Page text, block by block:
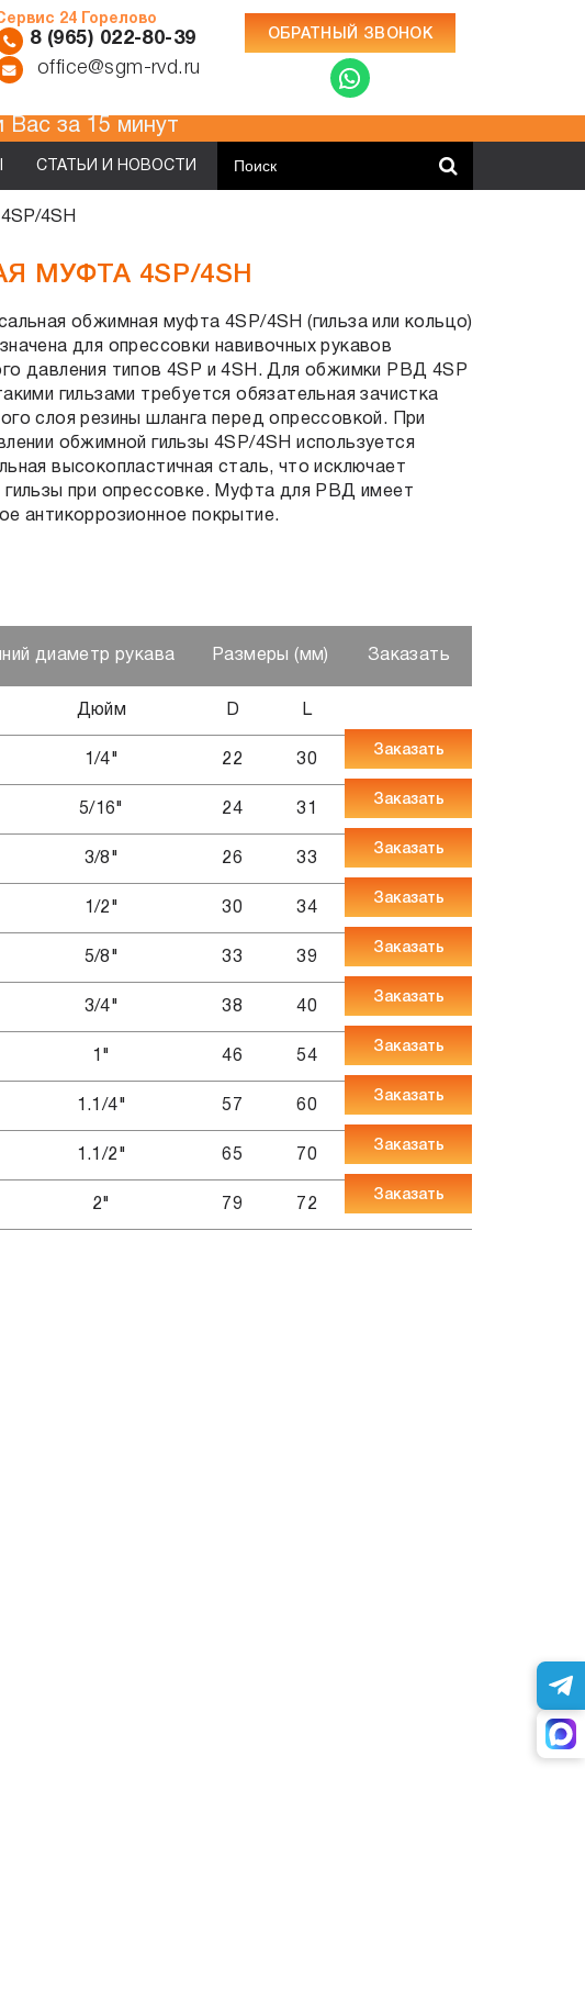
24 Горелово
8 (965) 022-80-39
office@sgm-rvd.ru
ОБРАТНЫЙ ЗВОНОК
при Вас за 15 минут
СТАТЬИ И НОВОСТИ
4SH
4SP/4SH
обжимная муфта 4SP/4SH (гильза или кольцо)
для опрессовки навивочных рукавов
давления типов 4SP и 4SH. Для обжимки РВД 4SP
гильзами требуется обязательная зачистка
слоя резины шланга перед опрессовкой. При
обжимной гильзы 4SP/4SH используется
высокопластичная сталь, что исключает
гильзы при опрессовке. Муфта для РВД имеет
антикоррозионное покрытие.
диаметр рукава Размеры (мм) Заказать
Дюйм D L
1/4" 22 30
Заказать
5/16" 24 31
Заказать
3/8" 26 33
Заказать
1/2" 30 34
Заказать
5/8" 33 39
Заказать
3/4" 38 40
Заказать
1" 46 54
Заказать
1.1/4" 57 60
Заказать
1.1/2" 65 70
Заказать
2" 79 72
Заказать